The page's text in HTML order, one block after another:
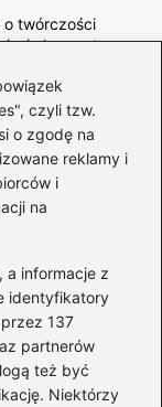
czyli tzw.
o zgodę na
reklamy i
i
na
a informacje z
identyfikatory
137
partnerów
też być
Niektórzy
o twórczości
koncertowe
zaciszu.
intuicją,
i przeżyć.
sekrety
grania